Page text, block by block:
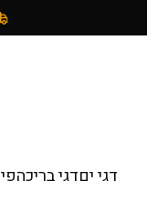
דגי יםדגי בריכה